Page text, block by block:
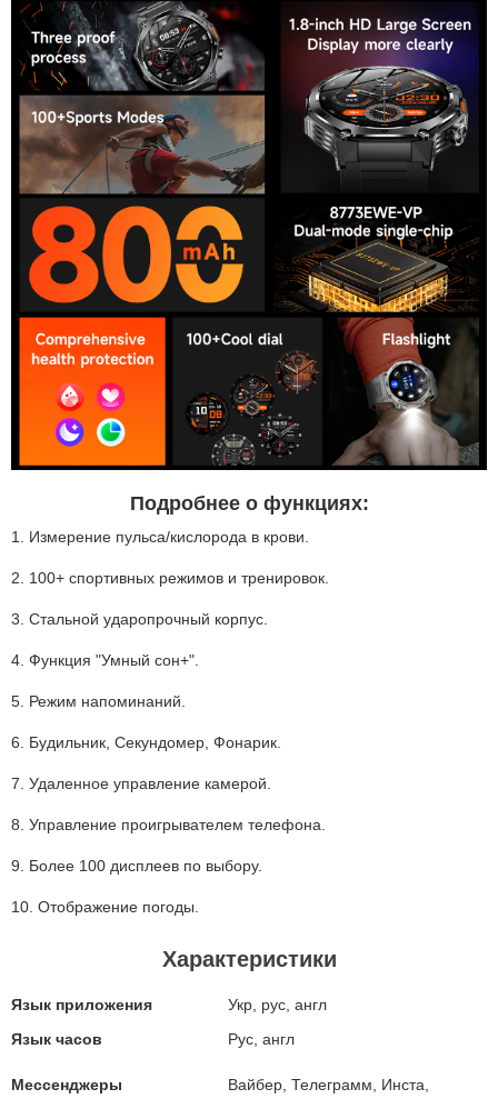
Подробнее о функциях:
1. Измерение пульса/кислорода в крови.
2. 100+ спортивных режимов и тренировок.
3. Стальной ударопрочный корпус.
4. Функция "Умный сон+".
5. Режим напоминаний.
6. Будильник, Секундомер, Фонарик.
7. Удаленное управление камерой.
8. Управление проигрывателем телефона.
9. Более 100 дисплеев по выбору.
10. Отображение погоды.
Характеристики
Язык приложения
Укр, рус, англ
Язык часов
Рус, англ
Мессенджеры
Вайбер, Телеграмм, Инста,